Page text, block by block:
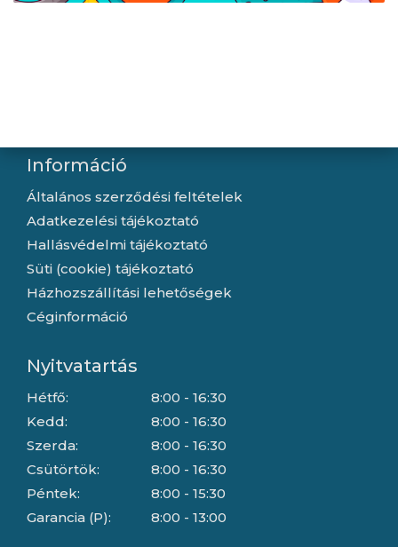
Információ
Általános szerződési feltételek
Adatkezelési tájékoztató
Hallásvédelmi tájékoztató
Süti (cookie) tájékoztató
Házhozszállítási lehetőségek
Céginformáció
Nyitvatartás
Hétfő:
Kedd:
Szerda:
Csütörtök:
Péntek:
Garancia (P):
8:00 - 16:30
8:00 - 16:30
8:00 - 16:30
8:00 - 16:30
8:00 - 15:30
8:00 - 13:00